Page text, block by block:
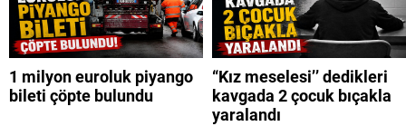
1 milyon euroluk piyango
bileti çöpte bulundu
“Kız meselesi’’ dedikleri
kavgada 2 çocuk bıçakla
yaralandı